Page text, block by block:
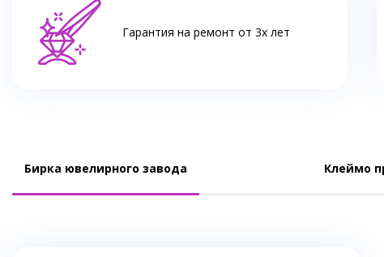
Гарантия на ремонт от 3х лет
Бирка ювелирного завода Клеймо